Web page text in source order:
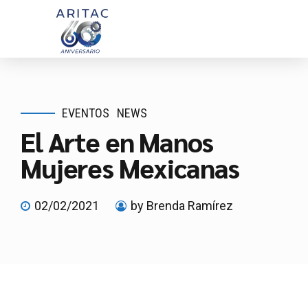
EVENTOS NEWS
El Arte en Manos
Mujeres Mexicanas
02/02/2021 by Brenda Ramírez